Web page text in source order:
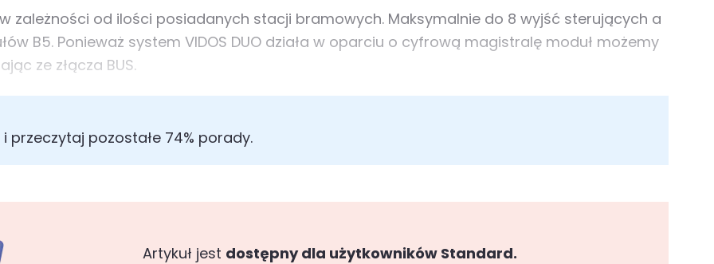
zależności od ilości posiadanych stacji bramowych. Maksymalnie do 8 wyjść sterujących a
B5. Ponieważ system VIDOS DUO działa w oparciu o cyfrową magistralę moduł możemy
ze złącza BUS.
pozostałe 74% porady.
Artykuł jest dostępny dla użytkowników Standard.